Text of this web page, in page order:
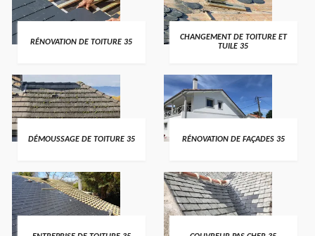
RÉNOVATION DE TOITURE 35
CHANGEMENT DE TOITURE ET
TUILE 35
DÉMOUSSAGE DE TOITURE 35 RÉNOVATION DE FAÇADES 35